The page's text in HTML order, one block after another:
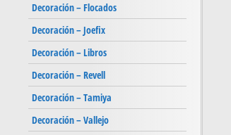
Decoración – Flocados
Decoración – Joefix
Decoración – Libros
Decoración – Revell
Decoración – Tamiya
Decoración – Vallejo